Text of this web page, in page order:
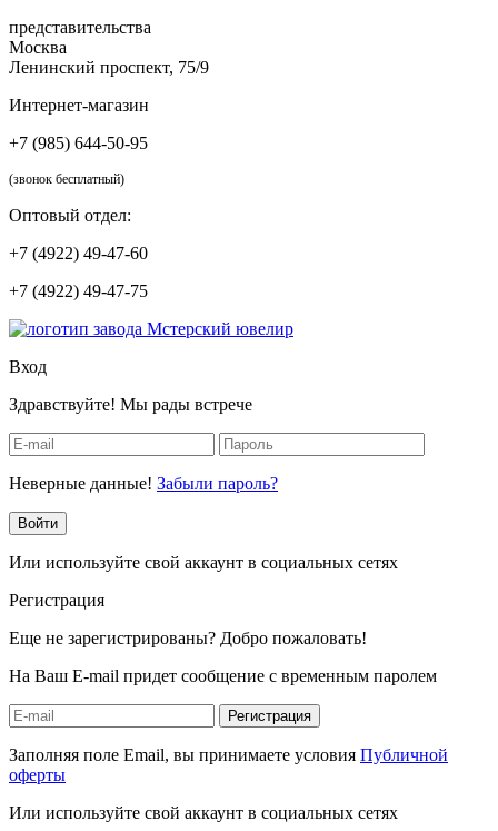
представительства
Москва
Ленинский проспект, 75/9
Интернет-магазин
+7 (985) 644-50-95
(звонок бесплатный)
Оптовый отдел:
+7 (4922) 49-47-60
+7 (4922) 49-47-75
Вход
Здравствуйте! Мы рады встрече
Неверные данные! Забыли пароль?
Войти
Или используйте свой аккаунт в социальных сетях
Регистрация
Еще не зарегистрированы? Добро пожаловать!
На Ваш E-mail придет сообщение с временным паролем
Регистрация
Заполняя поле Email, вы принимаете условия Публичной
оферты
Или используйте свой аккаунт в социальных сетях